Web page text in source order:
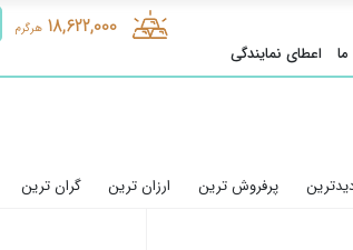
18,622,000 هرگرم
اعطای نمایندگی
پرفروش ترین ارزان ترین گران ترین